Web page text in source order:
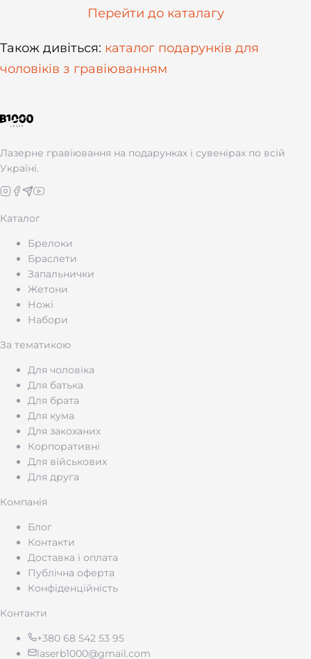
Перейти до каталагу
Також дивіться: каталог подарунків для
чоловіків з гравіюванням
Лазерне гравіювання на подарунках і сувенірах по всій
Україні.
Каталог
Брелоки
Браслети
Запальнички
Жетони
Ножі
Набори
За тематикою
Для чоловіка
Для батька
Для брата
Для кума
Для закоханих
Корпоративні
Для військових
Для друга
Компанія
Блог
Контакти
Доставка і оплата
Публічна оферта
Конфіденційність
Контакти
+380 68 542 53 95
laserb1000@gmail.com